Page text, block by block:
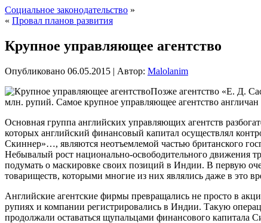
Социальное законодательство »
« Провал планов развития
Крупное управляющее агентство
Опубликовано 06.05.2015 | Автор: Malolanim
Позже агентство «Е. Д.
млн. рупий. Самое крупное управляющее агентство
Основная группа английских управляющих агентств
которых английский финансовый капитал осуществлял
Скиннер»…, являются неотъемлемой частью британского
Небывалый рост национально-освободительного движения
подумать о маскировке своих позиций в Индии. В первую
товариществ, которыми многие из них являлись даже в это
Английские агентские фирмы превращались не просто в
рупиях и компании регистрировались в Индии. Такую
продолжали оставаться щупальцами финансового капитала